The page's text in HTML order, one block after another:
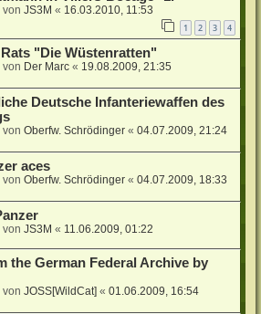
vonJS3M « 16.03.2010, 11:53
1 2 3 4
"Die Wüstenratten"
von Der Marc « 19.08.2009, 21:35
Deutsche Infanteriewaffen des
vonOberfw. Schrödinger «04.07.2009, 21:24
aces
vonOberfw. Schrödinger «04.07.2009, 18:33
vonJS3M « 11.06.2009, 01:22
the German Federal Archive by
vonJOSS[WildCat] «01.06.2009, 16:54